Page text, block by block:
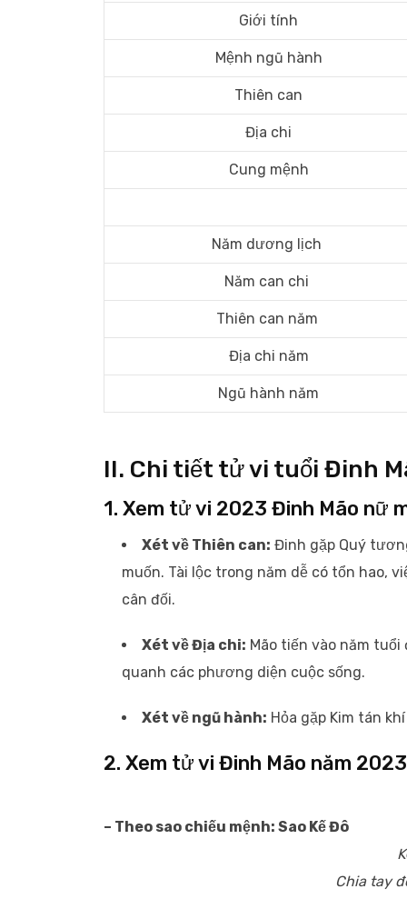
Giới tính
Mệnh ngũ hành
Thiên can
Địa chi
Cung mệnh
Năm dương lịch
Năm can chi
Thiên can năm
Địa chi năm
Ngũ hành năm
II. Chi tiết tử vi tuổi Đinh
1. Xem tử vi 2023 Đinh Mão nữ
Xét về Thiên can: Đinh gặp Quý
muốn. Tài lộc trong năm dễ có tổn hao,
cân đối.
Xét về Địa chi: Mão tiến vào năm
quanh các phương diện cuộc sống.
Xét về ngũ hành: Hỏa gặp Kim tán
2. Xem tử vi Đinh Mão năm
– Theo sao chiếu mệnh: Sao Kế Đô
Chia tay